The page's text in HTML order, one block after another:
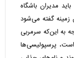
مدیران باشگاه
زمینه گفته می‌شود
به این‌که سرمربی
پرسپولیسی‌ها